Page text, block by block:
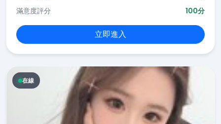
滿意度評分
100分
立即進入
在線